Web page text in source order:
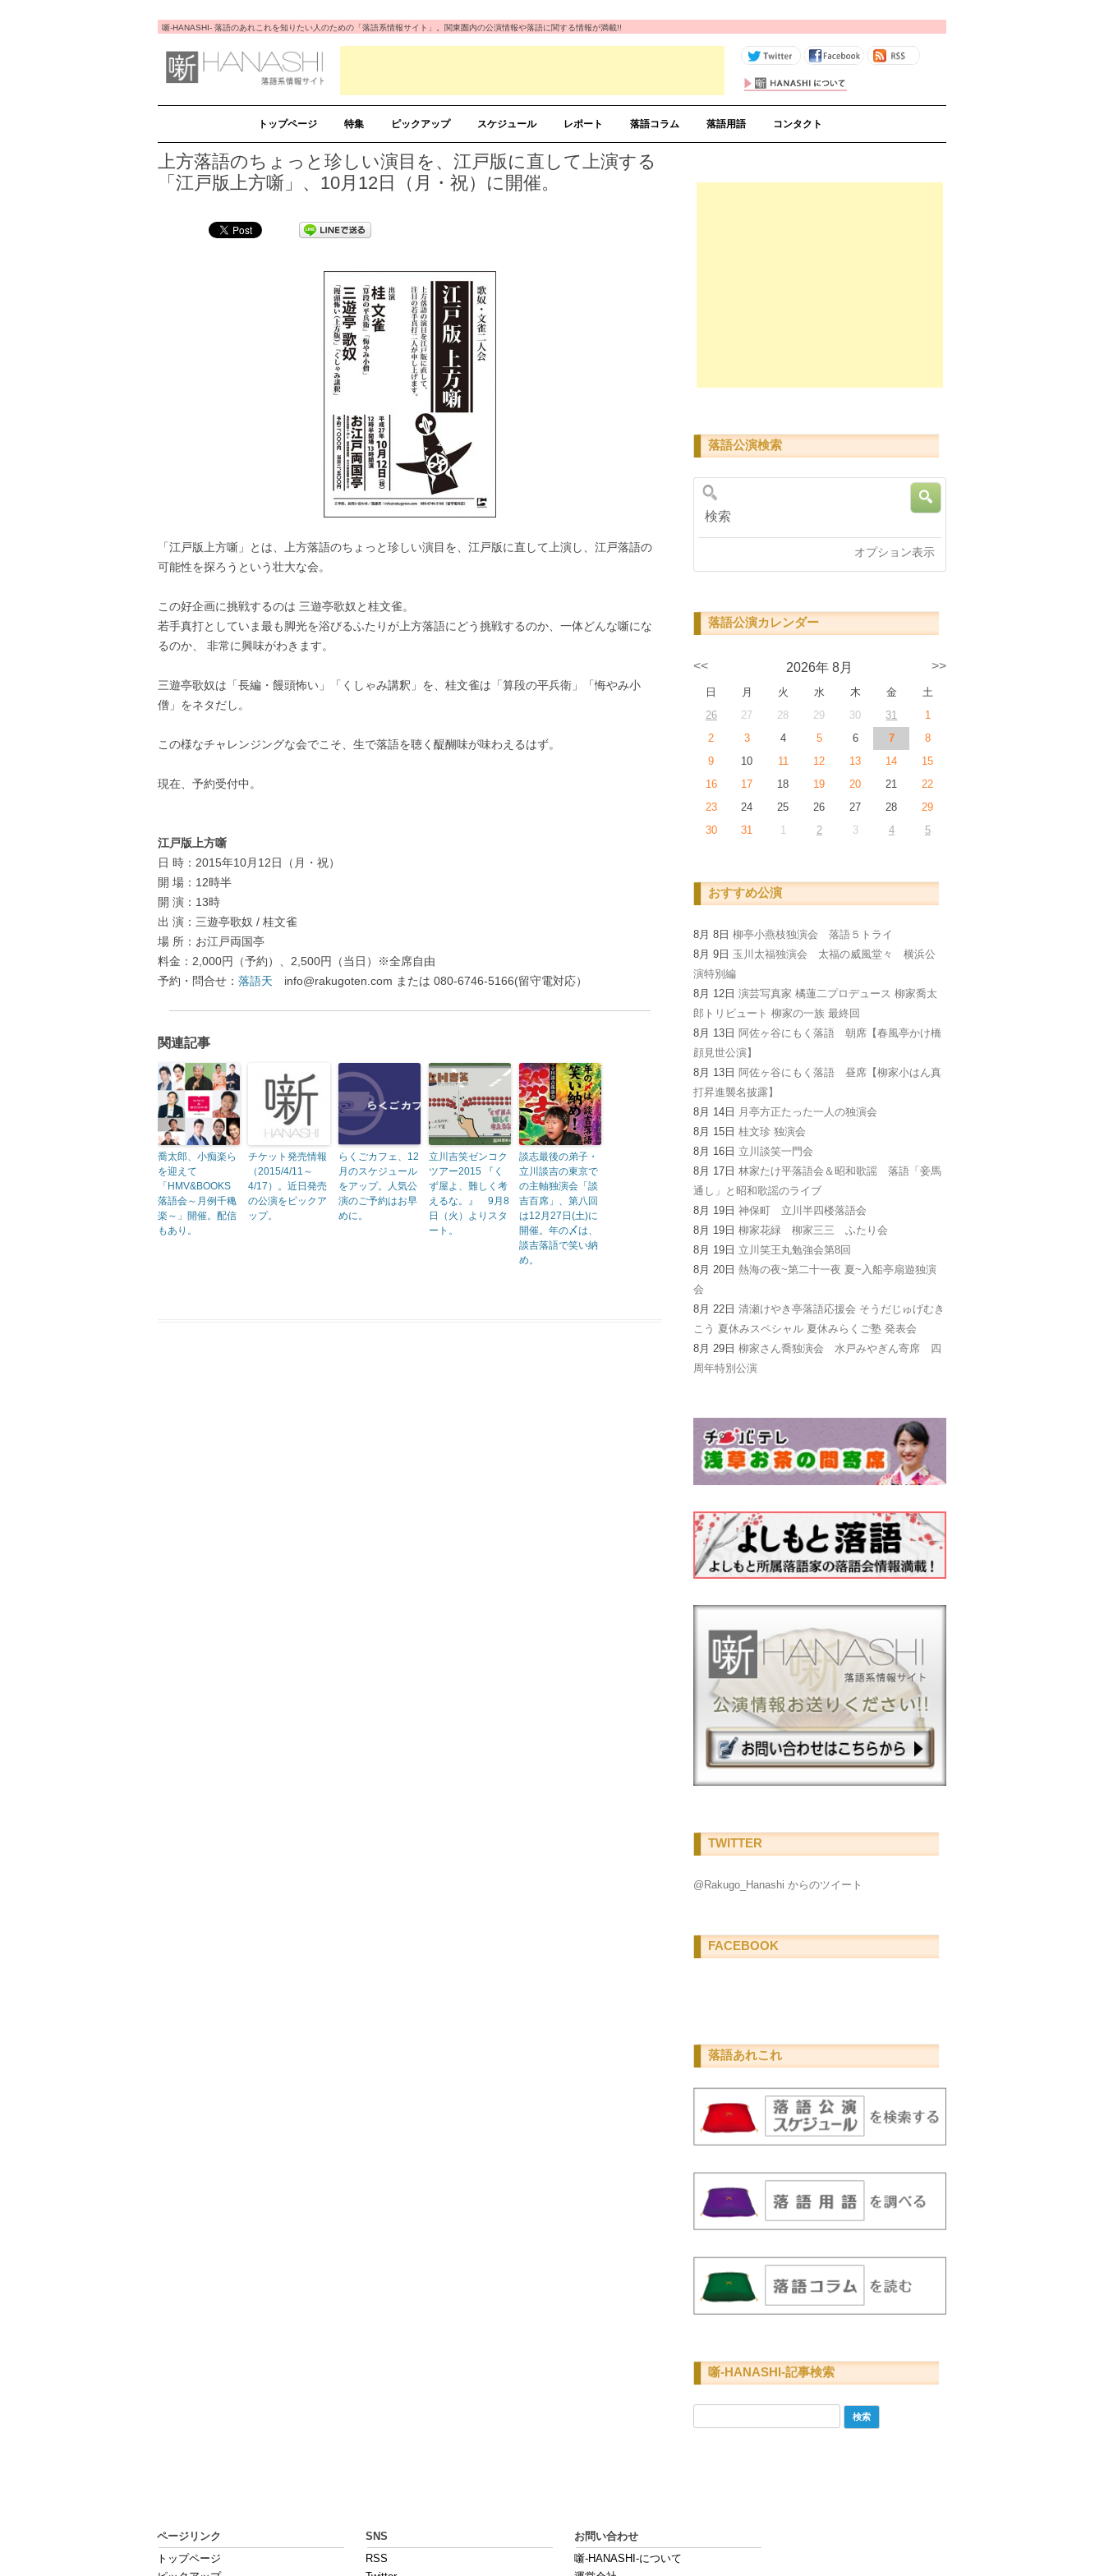
噺-HANASHI- 落語のあれこれを知りたい人のための「落語系情報サイト」。関東圏内の公演情報や落語に関する情報が満載!!
トップページ 特集 ピックアップ スケジュール レポート 落語コラム 落語用語 コンタクト
上方落語のちょっと珍しい演目を、江戸版に直して上演する
「江戸版上方噺」、10月12日（月・祝）に開催。
「江戸版上方噺」とは、上方落語のちょっと珍しい演目を、江戸版に直して上演し、江戸落語の
可能性を探ろうという壮大な会。
この好企画に挑戦するのは 三遊亭歌奴と桂文雀。
若手真打としていま最も脚光を浴びるふたりが上方落語にどう挑戦するのか、一体どんな噺にな
るのか、 非常に興味がわきます。
三遊亭歌奴は「長編・饅頭怖い」「くしゃみ講釈」を、桂文雀は「算段の平兵衛」「悔やみ小
僧」をネタだし。
この様なチャレンジングな会でこそ、生で落語を聴く醍醐味が味わえるはず。
現在、予約受付中。
江戸版上方噺
日 時：2015年10月12日（月・祝）
開 場：12時半
開 演：13時
出 演：三遊亭歌奴 / 桂文雀
場 所：お江戸両国亭
料金：2,000円（予約）、2,500円（当日）※全席自由
予約・問合せ： 落語天 info@rakugoten.com または 080-6746-5166(留守電対応）
関連記事
喬太郎、小痴楽ら
を迎えて
「HMV&BOOKS
落語会～月例千穐
楽～」開催。配信
もあり。
チケット発売情報
（2015/4/11～
4/17）。近日発売
の公演をピックア
ップ。
らくごカフェ、12
月のスケジュール
をアップ。人気公
演のご予約はお早
めに。
立川吉笑ゼンコク
ツアー2015 『く
ず屋よ、難しく考
えるな。』 9月8
日（火）よりスタ
ート。
談志最後の弟子・
立川談吉の東京で
の主軸独演会「談
吉百席」、第八回
は12月27日(土)に
開催。年の〆は、
談吉落語で笑い納
め。
落語公演検索
オプション表示
落語公演カレンダー
<< 2026年 8月 >>
日 月 火 水 木 金
土
26
27 28 29 30 31
1
2
3 4 5 6 7
8
9
10 11 12 13 14
15
16
17 18 19 20 21
22
23
24 25 26 27 28
29
30
31 1 2 3 4 5
おすすめ公演
8月 8日柳亭小燕枝独演会 落語５トライ
8月 9日 玉川太福独演会 太福の威風堂々 横浜公
演特別編
8月 12日演芸写真家 橘蓮二プロデュース 柳家喬太
郎トリビュート 柳家の一族 最終回
8月 13日 阿佐ヶ谷にもく落語 朝席【春風亭かけ橋
顔見世公演】
8月 13日 阿佐ヶ谷にもく落語 昼席【柳家小はん真
打昇進襲名披露】
8月 14日 月亭方正たった一人の独演会
8月 15日桂文珍 独演会
8月 16日 立川談笑一門会
8月 17日林家たけ平落語会＆昭和歌謡 落語「妾馬
通し」と昭和歌謡のライブ
8月 19日神保町 立川半四楼落語会
8月 19日柳家花緑 柳家三三 ふたり会
8月 19日 立川笑王丸勉強会第8回
8月 20日熱海の夜~第二十一夜 夏~入船亭扇遊独演
会
8月 22日清瀬けやき亭落語応援会 そうだじゅげむき
こう 夏休みスペシャル 夏休みらくご塾 発表会
8月 29日柳家さん喬独演会 水戸みやぎん寄席 四
周年特別公演
TWITTER
@Rakugo_Hanashi からのツイート
FACEBOOK
落語あれこれ
噺-HANASHI-記事検索
索:
ページリンク
トップページ
SNS
RSS
お問い合わせ
噺-HANASHI-について